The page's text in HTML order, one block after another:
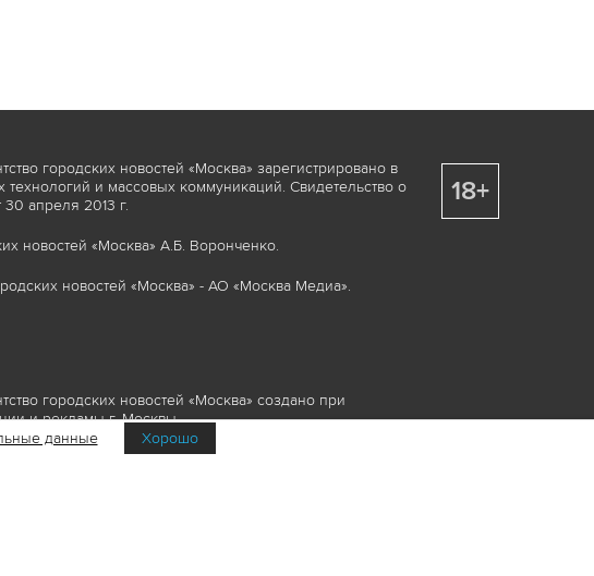
городских новостей «Москва» зарегистрировано в
и массовых коммуникаций. Свидетельство о
апреля 2013 г.
новостей «Москва» А.Б. Воронченко.
новостей «Москва» - АО «Москва Медиа».
городских новостей «Москва» создано при
и рекламы г. Москвы.
и иные охраняемые элементы, включая, но, не
18+
данные Хорошо